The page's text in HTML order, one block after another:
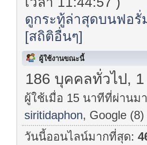
ดูกระทู้ล่าสุดบนฟอรั่
[สถิติอื่นๆ]
ผู้ใช้งานขณะนี้
186 บุคคลทั่วไป,
ผู้ใช้เมื่อ 15 นาทีที่ผ่านม
siritidaphon, Google (8)
วันนี้ออนไลน์มากที่สุด: